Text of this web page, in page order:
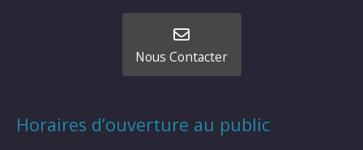
Nous Contacter
Horaires d’ouverture au public